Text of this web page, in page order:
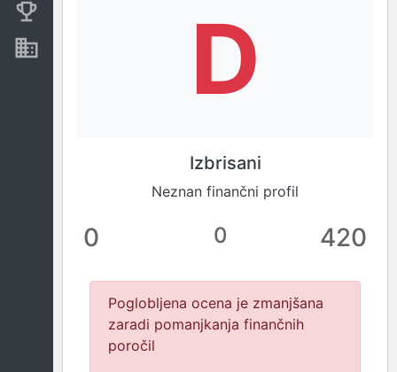
D
Izbrisani
Neznan finančni profil
0 0 420
Poglobljena ocena je zmanjšana
zaradi pomanjkanja finančnih
poročil